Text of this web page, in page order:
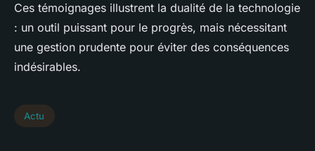
Ces témoignages illustrent la dualité de la technologie
: un outil puissant pour le progrès, mais nécessitant
une gestion prudente pour éviter des conséquences
indésirables.
Actu